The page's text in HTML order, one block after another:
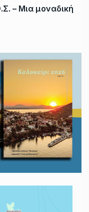
– Μια μοναδική